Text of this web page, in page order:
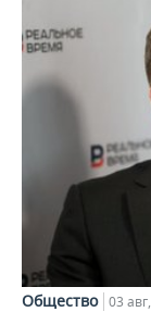
Общество 03